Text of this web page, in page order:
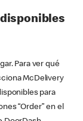
Para ver qué
McDelivery
para
“Order” en el